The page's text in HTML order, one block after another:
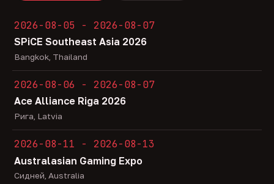
2026-08-05 - 2026-08-07
SPiCE Southeast Asia 2026
Bangkok, Thailand
2026-08-06 - 2026-08-07
Ace Alliance Riga 2026
Рига, Latvia
2026-08-11 - 2026-08-13
Australasian Gaming Expo
Сидней, Australia